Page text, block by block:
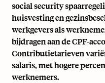
social security
huisvesting en
werkgevers als
bijdragen aan de CPF-
Contributietarieven
salaris, met hogere
werknemers.